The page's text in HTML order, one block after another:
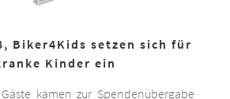
Biker4Kids setzen sich für
Kinder ein
kamen zur Spendenübergabe